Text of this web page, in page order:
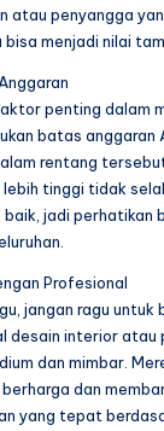
atau penyangga
menjadi nilai
penting dalam
batas anggaran
rentang
tinggi tidak
jadi perhatikan
Profesional
jangan ragu untuk
desain interior atau
dan mimbar.
dan
yang tepat